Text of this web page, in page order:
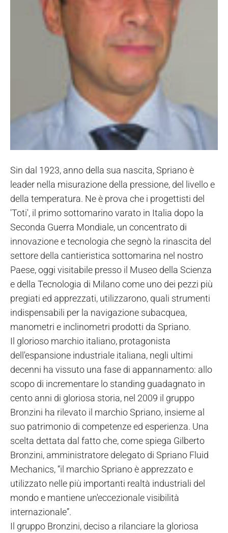
Sin dal 1923, anno della sua nascita, Spriano è
leader nella misurazione della pressione, del livello e
della temperatura. Ne è prova che i progettisti del
'Toti', il primo sottomarino varato in Italia dopo la
Seconda Guerra Mondiale, un concentrato di
innovazione e tecnologia che segnò la rinascita del
settore della cantieristica sottomarina nel nostro
Paese, oggi visitabile presso il Museo della Scienza
e della Tecnologia di Milano come uno dei pezzi più
pregiati ed apprezzati, utilizzarono, quali strumenti
indispensabili per la navigazione subacquea,
manometri e inclinometri prodotti da Spriano.
Il glorioso marchio italiano, protagonista
dell'espansione industriale italiana, negli ultimi
decenni ha vissuto una fase di appannamento: allo
scopo di incrementare lo standing guadagnato in
cento anni di gloriosa storia, nel 2009 il gruppo
Bronzini ha rilevato il marchio Spriano, insieme al
suo patrimonio di competenze ed esperienza. Una
scelta dettata dal fatto che, come spiega Gilberto
Bronzini, amministratore delegato di Spriano Fluid
Mechanics, “il marchio Spriano è apprezzato e
utilizzato nelle più importanti realtà industriali del
mondo e mantiene un'eccezionale visibilità
internazionale”.
Il gruppo Bronzini, deciso a rilanciare la gloriosa